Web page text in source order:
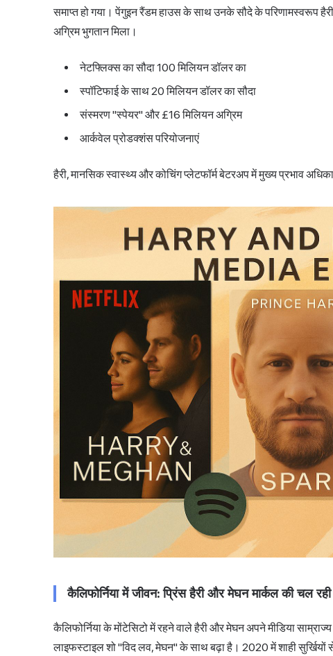
समाप्त हो गया। पेंगुइन रैंडम हाउस के साथ उनके सौदे के परिणामस्वरूप
अग्रिम भुगतान मिला।
नेटफ्लिक्स का सौदा 100 मिलियन डॉलर का
स्पॉटिफाई के साथ 20 मिलियन डॉलर का सौदा
संस्मरण "स्पेयर" और £16 मिलियन अग्रिम
आर्कवेल प्रोडक्शंस परियोजनाएं
हैरी, मानसिक स्वास्थ्य और कोचिंग प्लेटफॉर्म बेटरअप में मुख्य प्रभाव
कैलिफोर्निया में जीवन: प्रिंस हैरी और मेघन मार्कल की चल रही
कैलिफोर्निया के मोंटेसिटो में रहने वाले हैरी और मेघन अपने मीडिया
लाइफस्टाइल शो "विद लव, मेघन" के साथ बढ़ा है। 2020 में शाही सुर्खियों